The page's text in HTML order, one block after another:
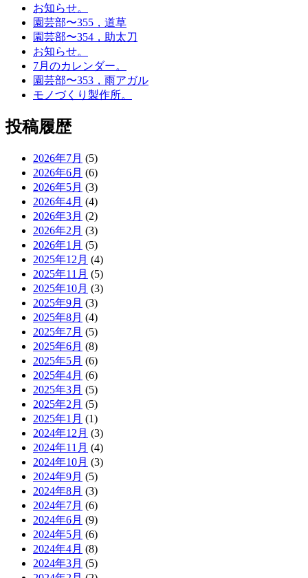
お知らせ。
園芸部〜355，道草
園芸部〜354，助太刀
お知らせ。
7月のカレンダー。
園芸部〜353，雨アガル
モノづくり製作所。
投稿履歴
2026年7月 (5)
2026年6月 (6)
2026年5月 (3)
2026年4月 (4)
2026年3月 (2)
2026年2月 (3)
2026年1月 (5)
2025年12月 (4)
2025年11月 (5)
2025年10月 (3)
2025年9月 (3)
2025年8月 (4)
2025年7月 (5)
2025年6月 (8)
2025年5月 (6)
2025年4月 (6)
2025年3月 (5)
2025年2月 (5)
2025年1月 (1)
2024年12月 (3)
2024年11月 (4)
2024年10月 (3)
2024年9月 (5)
2024年8月 (3)
2024年7月 (6)
2024年6月 (9)
2024年5月 (6)
2024年4月 (8)
2024年3月 (5)